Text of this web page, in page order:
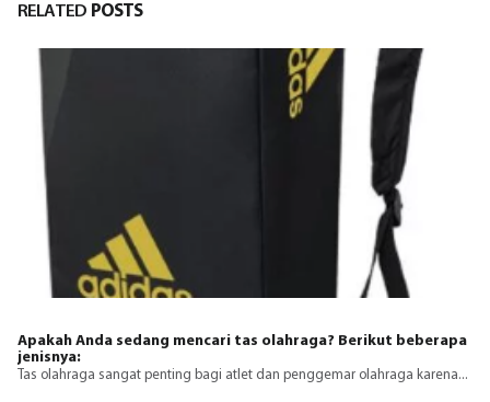
RELATED POSTS
beberapa
karena...
Dalam dunia olahraga, aksesori pendukung memiliki